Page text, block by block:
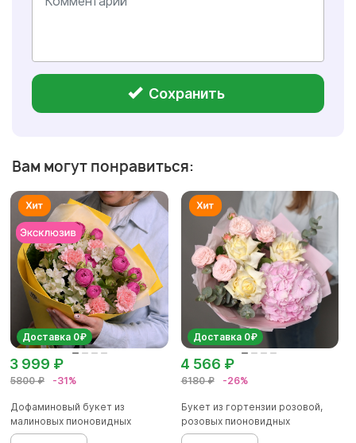
Сохранить
Вам могут понравиться:
Доставка 0₽
5800 ₽ -31%
3 999 ₽
Дофаминовый букет из
малиновых пионовидных
кустовых роз...
Доставка 0₽
6180 ₽ -26%
4 566 ₽
Букет из гортензии розовой,
розовых пионовидных
кустовы...